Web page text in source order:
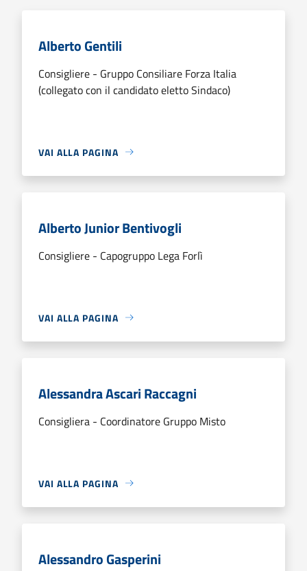
Alberto Gentili
Consigliere - Gruppo Consiliare Forza Italia
(collegato con il candidato eletto Sindaco)
VAI ALLA PAGINA
Alberto Junior Bentivogli
Consigliere - Capogruppo Lega Forlì
VAI ALLA PAGINA
Alessandra Ascari Raccagni
Consigliera - Coordinatore Gruppo Misto
VAI ALLA PAGINA
Alessandro Gasperini